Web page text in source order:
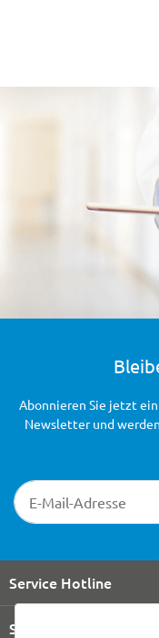
Newsletter-
Abonnieren Sie jetzt
Newsletter und
Service Hotline
Shop Service